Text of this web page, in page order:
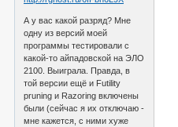
А у вас какой разряд? Мне
одну из версий моей
программы тестировали с
какой-то айпадовской на ЭЛО
2100. Выиграла. Правда, в
той версии ещё и Futility
pruning и Razoring включены
были (сейчас я их отключаю -
мне кажется, с ними хуже